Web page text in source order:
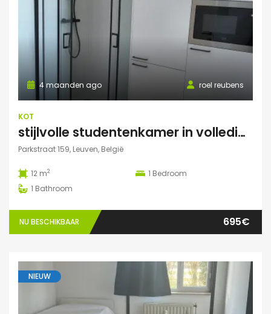
roel reubens
4 maanden ago
KOT
stijlvolle studentenkamer in volledig gerenoveerd studentenhuis
Parkstraat 159, Leuven, België
12 m2 1 Bedroom
1 Bathroom
NU BESCHIKBAAR 695€
NIEUW